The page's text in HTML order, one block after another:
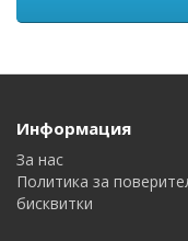
Информация
За нас
Политика за
бисквитки